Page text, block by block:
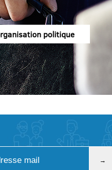
politique